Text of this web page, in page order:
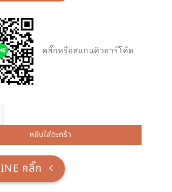
คลิ๊กหรือสแกนคิวอาร์โค้ด
หยิบใส่ตะกร้า
คลิ๊ก